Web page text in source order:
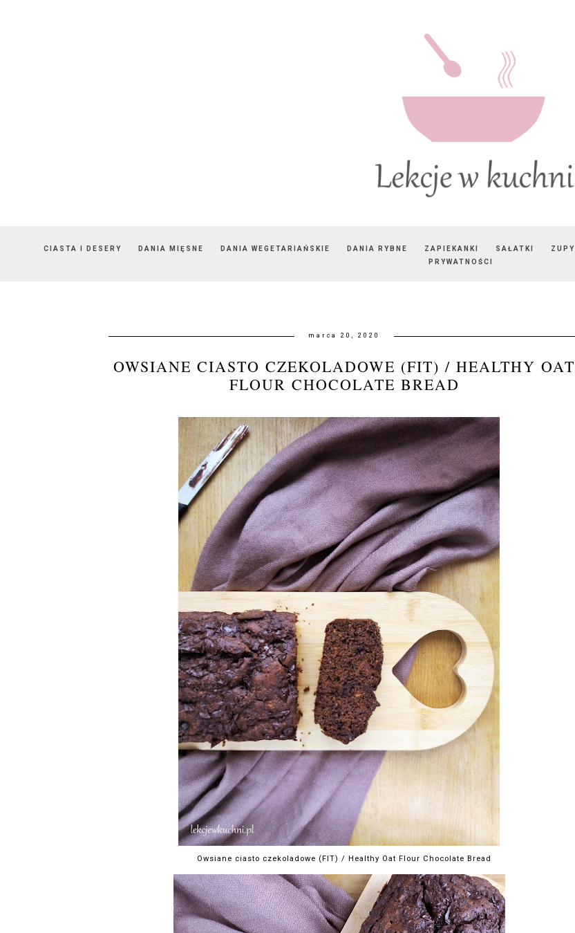
CIASTA I DESERY DANIA MIĘSNE DANIA WEGETARIAŃSKIE DANIA RYBNE ZAPIEKANKI SAŁATKI ZUPY
PRYWATNOŚCI
marca 20, 2020
OWSIANE CIASTO CZEKOLADOWE (FIT) / HEALTHY OAT
FLOUR CHOCOLATE BREAD
Owsiane ciasto czekoladowe (FIT) / Healthy Oat Flour Chocolate Bread